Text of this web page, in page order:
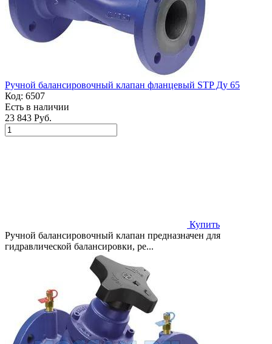
Ручной балансировочный клапан фланцевый STP Ду 65
Код: 6507
Есть в наличии
23 843 Руб.
Купить
Ручной балансировочный клапан предназначен для
гидравлической балансировки, ре...